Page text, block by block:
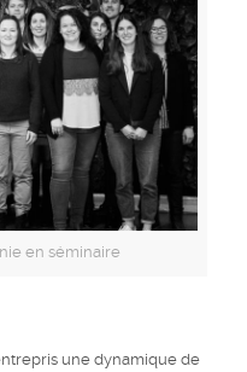
en séminaire
une dynamique de